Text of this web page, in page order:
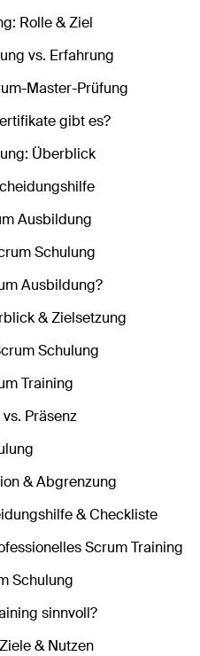
Rolle & Ziel
vs. Erfahrung
Master-Prüfung
gibt es?
Überblick
Ausbildung
Schulung
Ausbildung?
& Zielsetzung
Schulung
Training
Präsenz
& Abgrenzung
& Checkliste
Scrum Training
Schulung
sinnvoll?
& Nutzen